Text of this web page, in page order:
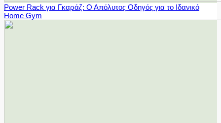
Power Rack για Γκαράζ: Ο Απόλυτος Οδηγός για το Ιδανικό
Home Gym